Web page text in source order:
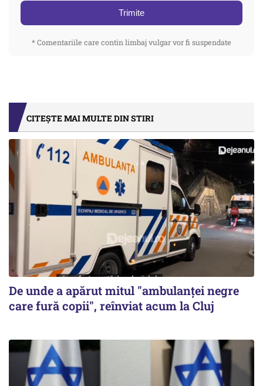
Trimite
* Comentariile care contin limbaj vulgar vor fi suspendate
CITEȘTE MAI MULTE DIN STIRI
De unde a apărut mitul "ambulanței negre
care fură copii", reînviat acum la Cluj